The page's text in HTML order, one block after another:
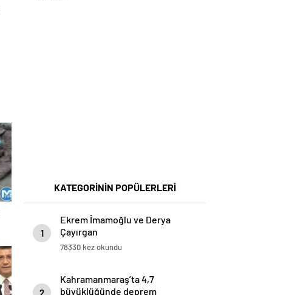
KATEGORİNİN POPÜLERLERİ
1
Ekrem İmamoğlu ve Derya
Çayırgan
78330 kez okundu
2
Kahramanmaraş’ta 4,7
büyüklüğünde deprem